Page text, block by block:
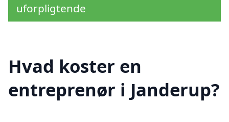
uforpligtende
Hvad koster en
entreprenør i Janderup?